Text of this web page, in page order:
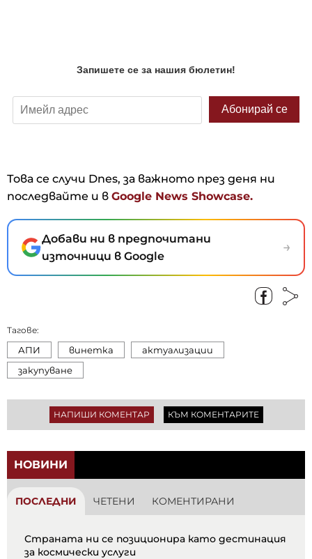
Това се случи Dnes, за важното през деня ни
последвайте и в Google News Showcase.
Добави ни в предпочитани
източници в Google
→
Тагове:
АПИ винетка
актуализации
закупуване
НАПИШИ КОМЕНТАР КЪМ КОМЕНТАРИТЕ
НОВИНИ
ПОСЛЕДНИ ЧЕТЕНИ КОМЕНТИРАНИ
Страната ни се позиционира като дестинация
за космически услуги